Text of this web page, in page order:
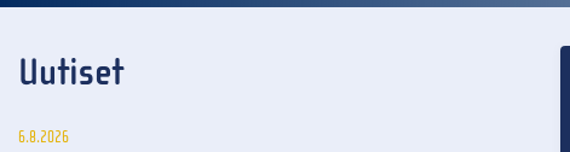
Uutiset
6.8.2026